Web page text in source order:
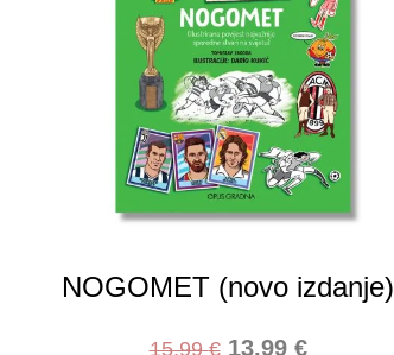
NOGOMET (novo izdanje)
15,99€ 13,99 €